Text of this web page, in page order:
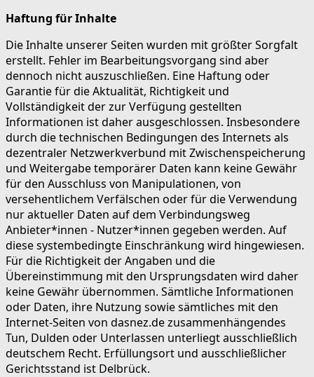
Haftung für Inhalte
Die Inhalte unserer Seiten wurden mit größter Sorgfalt
erstellt. Fehler im Bearbeitungsvorgang sind aber
dennoch nicht auszuschließen. Eine Haftung oder
Garantie für die Aktualität, Richtigkeit und
Vollständigkeit der zur Verfügung gestellten
Informationen ist daher ausgeschlossen. Insbesondere
durch die technischen Bedingungen des Internets als
dezentraler Netzwerkverbund mit Zwischenspeicherung
und Weitergabe temporärer Daten kann keine Gewähr
für den Ausschluss von Manipulationen, von
versehentlichem Verfälschen oder für die Verwendung
nur aktueller Daten auf dem Verbindungsweg
Anbieter*innen - Nutzer*innen gegeben werden. Auf
diese systembedingte Einschränkung wird hingewiesen.
Für die Richtigkeit der Angaben und die
Übereinstimmung mit den Ursprungsdaten wird daher
keine Gewähr übernommen. Sämtliche Informationen
oder Daten, ihre Nutzung sowie sämtliches mit den
Internet-Seiten von dasnez.de zusammenhängendes
Tun, Dulden oder Unterlassen unterliegt ausschließlich
deutschem Recht. Erfüllungsort und ausschließlicher
Gerichtsstand ist Delbrück.